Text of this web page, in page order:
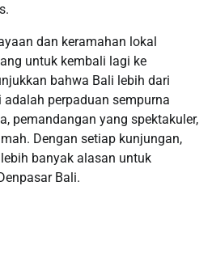
dan keramahan lokal
untuk kembali lagi ke
bahwa Bali lebih dari
perpaduan sempurna
pemandangan yang spektakuler,
Dengan setiap kunjungan,
banyak alasan untuk
Bali.